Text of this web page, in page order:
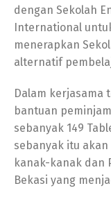
dengan Sekolah
International
menerapkan
alternatif
Dalam kerjasama
bantuan
sebanyak 149
sebanyak itu
kanak-kanak dan
Bekasi yang